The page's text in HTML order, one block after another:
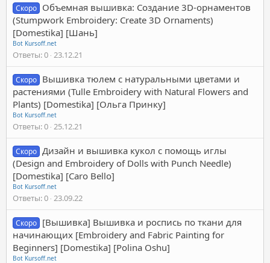
Скоро Объемная вышивка: Создание 3D-орнаментов
(Stumpwork Embroidery: Create 3D Ornaments)
[Domestika] [Шань]
Bot Kursoff.net
Ответы 0 23.12.21
Скоро Вышивка тюлем с натуральными цветами и
растениями (Tulle Embroidery with Natural Flowers and
Plants) [Domestika] [Ольга Принку]
Bot Kursoff.net
Ответы 0 25.12.21
Скоро Дизайн и вышивка кукол с помощь иглы
(Design and Embroidery of Dolls with Punch Needle)
[Domestika] [Caro Bello]
Bot Kursoff.net
Ответы 0 23.09.22
Скоро [Вышивка] Вышивка и роспись по ткани для
начинающих [Embroidery and Fabric Painting for
Beginners] [Domestika] [Polina Oshu]
Bot Kursoff.net